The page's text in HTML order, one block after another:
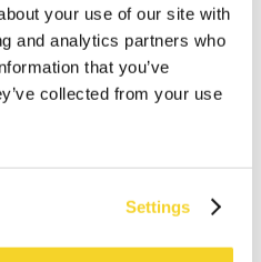
your use of our site with
and analytics partners who
that you’ve
collected from your use
Settings
Uhr MEZ (Montag bis
Bestellungen über 50€